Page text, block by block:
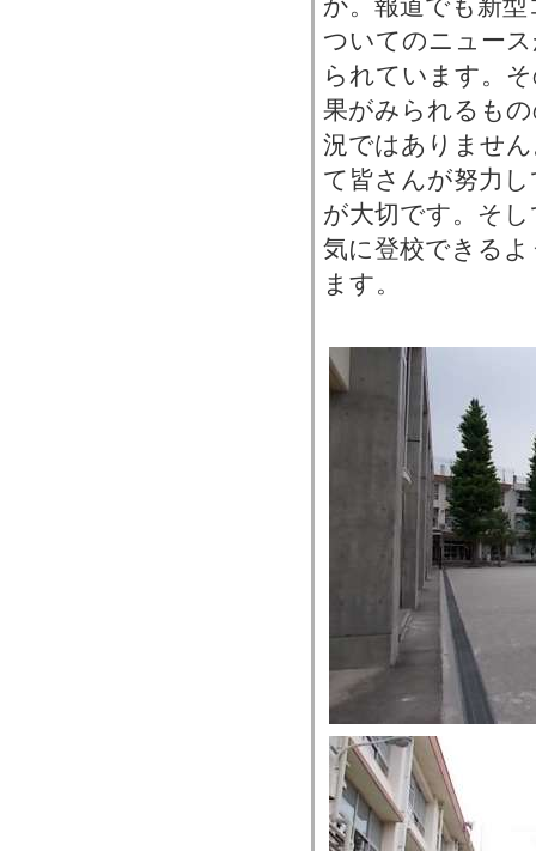
ついてのニュー
られています。
果がみられるも
況ではありませ
て皆さんが努力
が大切です。そ
気に登校できる
ます。